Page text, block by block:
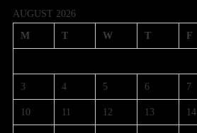
AUGUST 2026
M T W T F
3 4 5 6 7
10 11 12 13 14